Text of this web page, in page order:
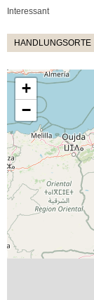
Interessant
HANDLUNGSORTE
+
−